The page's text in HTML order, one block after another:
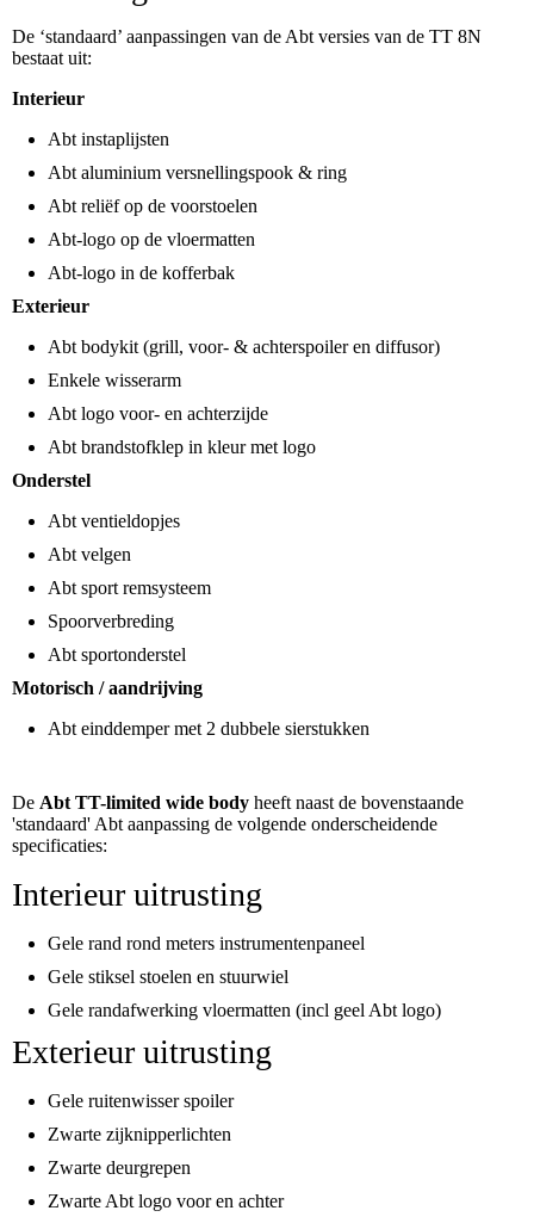
De ‘standaard’ aanpassingen van de Abt versies van de TT 8N
bestaat uit:
Interieur
Abt instaplijsten
Abt aluminium versnellingspook & ring
Abt reliëf op de voorstoelen
Abt-logo op de vloermatten
Abt-logo in de kofferbak
Exterieur
Abt bodykit (grill, voor- & achterspoiler en diffusor)
Enkele wisserarm
Abt logo voor- en achterzijde
Abt brandstofklep in kleur met logo
Onderstel
Abt ventieldopjes
Abt velgen
Abt sport remsysteem
Spoorverbreding
Abt sportonderstel
Motorisch / aandrijving
Abt einddemper met 2 dubbele sierstukken
De Abt TT-limited wide body heeft naast de bovenstaande
'standaard' Abt aanpassing de volgende onderscheidende
specificaties:
Interieur uitrusting
Gele rand rond meters instrumentenpaneel
Gele stiksel stoelen en stuurwiel
Gele randafwerking vloermatten (incl geel Abt logo)
Exterieur uitrusting
Gele ruitenwisser spoiler
Zwarte zijknipperlichten
Zwarte deurgrepen
Zwarte Abt logo voor en achter